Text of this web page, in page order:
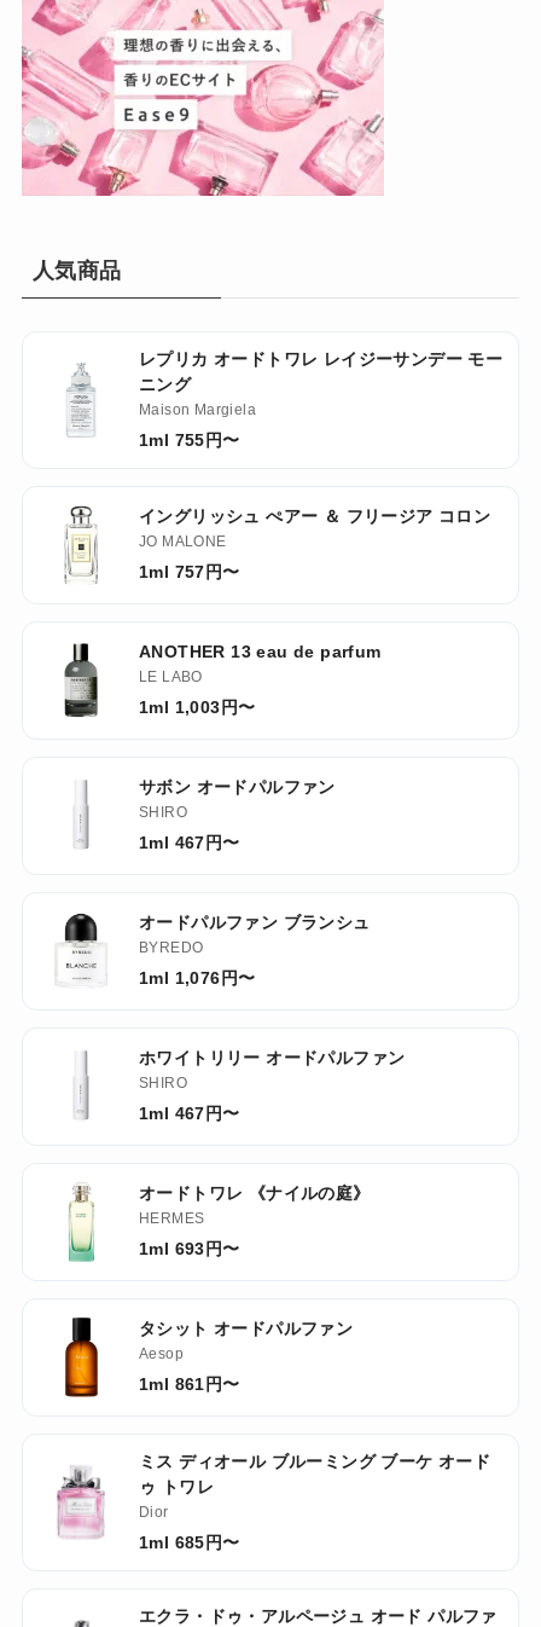
人気商品
レプリカ オードトワレ レイジーサンデー モー
ニング
Maison Margiela
1ml 755円〜
イングリッシュ ぺアー ＆ フリージア コロン
JO MALONE
1ml 757円〜
ANOTHER 13 eau de parfum
LE LABO
1ml 1,003円〜
サボン オードパルファン
SHIRO
1ml 467円〜
オードパルファン ブランシュ
BYREDO
1ml 1,076円〜
ホワイトリリー オードパルファン
SHIRO
1ml 467円〜
オードトワレ 《ナイルの庭》
HERMES
1ml 693円〜
タシット オードパルファン
Aesop
1ml 861円〜
ミス ディオール ブルーミング ブーケ オード
ゥ トワレ
Dior
1ml 685円〜
エクラ・ドゥ・アルページュ オード パルファ